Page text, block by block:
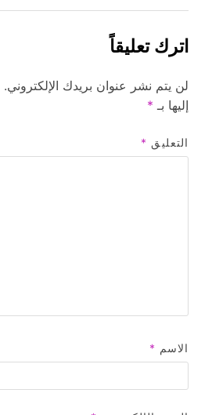
اترك تعليقاً
لن يتم نشر عنوان بريدك الإلكتروني.
إليها بـ *
التعليق *
الاسم *